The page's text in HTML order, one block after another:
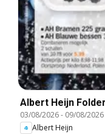
Albert Heijn
03/08/2026- 09/08/2026
Albert Heijn